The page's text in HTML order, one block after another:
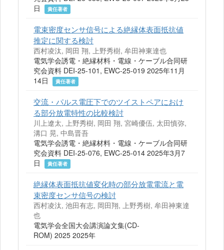
日
責任著者
電束密度センサ信号による絶縁体表面抵抗値
推定に関する検討
西村凌汰, 岡田 翔, 上野秀樹, 牟田神東達也
電気学会誘電・絶縁材料・電線・ケーブル合同研
究会資料 DEI-25-101, EWC-25-019 2025年11月
14日
責任著者
交流・パルス電圧下でのツイストペアにおけ
る部分放電特性の比較検討
川上遼太, 上野秀樹, 岡田 翔, 宮崎優伍, 太田慎弥,
溝口 晃, 中島晋吾
電気学会誘電・絶縁材料・電線・ケーブル合同研
究会資料 DEI-25-076, EWC-25-014 2025年3月7
日
責任著者
絶縁体表面抵抗値変化時の部分放電電流と電
束密度センサ信号の検討
西村凌汰, 池田有志, 岡田翔, 上野秀樹, 牟田神東達
也
電気学会全国大会講演論文集(CD-
ROM) 2025 2025年